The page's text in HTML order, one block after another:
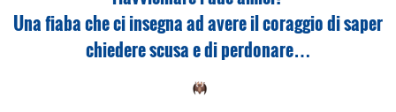
Una fiaba che ci insegna ad avere il coraggio di saper
chiedere scusa e di perdonare…